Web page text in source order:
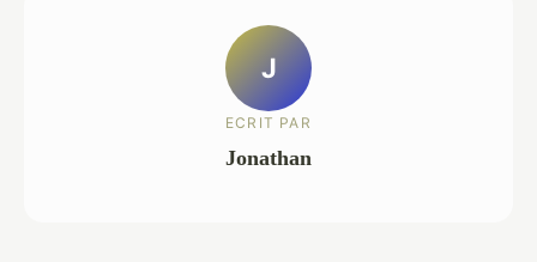
J
ECRIT PAR
Jonathan